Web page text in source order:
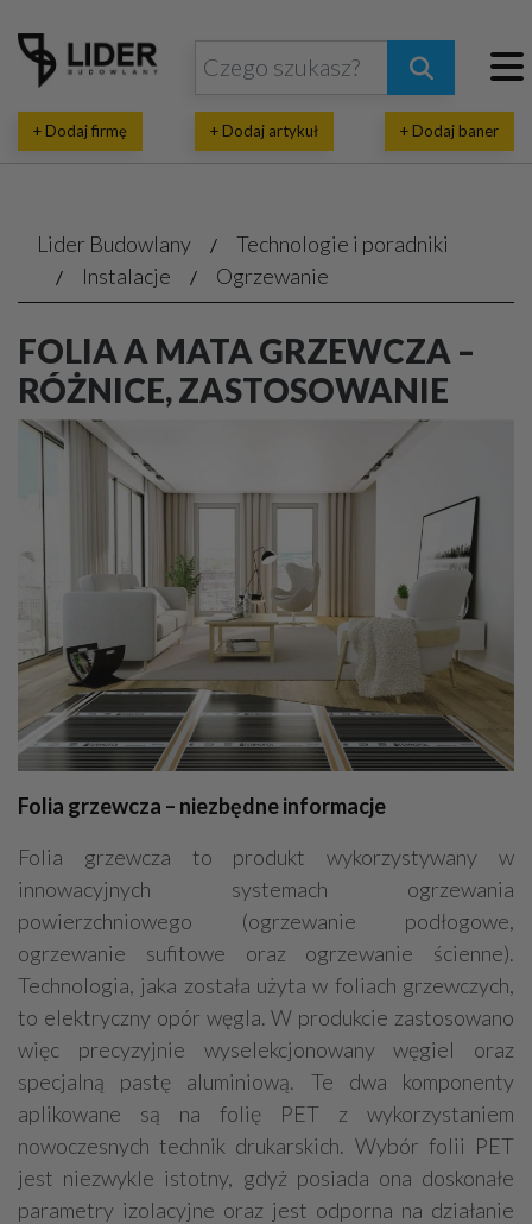
+ Dodaj firmę + Dodaj artykuł + Dodaj baner
Lider Budowlany
Technologie i poradniki
Instalacje
Ogrzewanie
FOLIA A MATA GRZEWCZA –
RÓŻNICE, ZASTOSOWANIE
Folia grzewcza – niezbędne informacje
Folia grzewcza to produkt wykorzystywany w
innowacyjnych systemach ogrzewania
powierzchniowego (ogrzewanie podłogowe,
ogrzewanie sufitowe oraz ogrzewanie ścienne).
Technologia, jaka została użyta w foliach grzewczych,
to elektryczny opór węgla. W produkcie zastosowano
więc precyzyjnie wyselekcjonowany węgiel oraz
specjalną pastę aluminiową. Te dwa komponenty
aplikowane są na folię PET z wykorzystaniem
nowoczesnych technik drukarskich. Wybór folii PET
jest niezwykle istotny, gdyż posiada ona doskonałe
parametry izolacyjne oraz jest odporna na działanie